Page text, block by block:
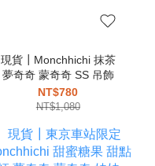
現貨┃Monchhichi 抹茶
夢奇奇 蒙奇奇 SS 吊飾
NT$780
NT$1,080